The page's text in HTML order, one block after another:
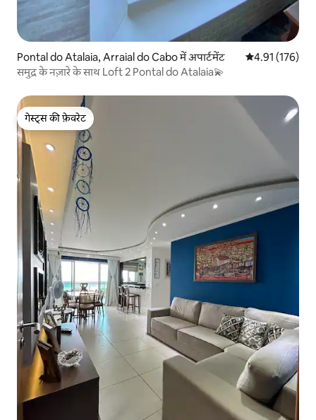
Pontal do Atalaia, Arraial do Cabo में अपार्टमेंट औसत रेटिंग 5 में से
4.91 (176)
समुद्र के नज़ारे के साथ Loft 2 Pontal do Atalaia💫
गेस्ट्स की फ़ेवरेट
गेस्ट्स की फ़ेवरेट